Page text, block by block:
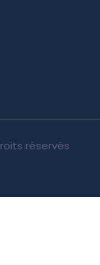
réservés